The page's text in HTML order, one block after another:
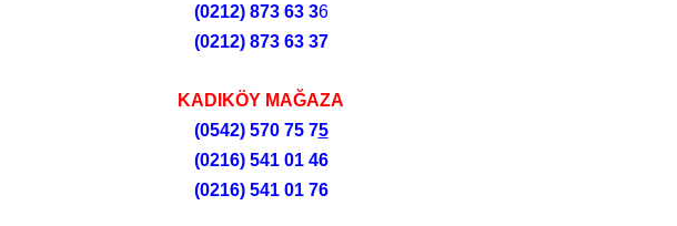
(0212)873 63 36
(0212)873 63 37
KADIKÖY MAĞAZA
(0542) 570 75 75
(0216) 541 01 46
(0216) 541 01 76